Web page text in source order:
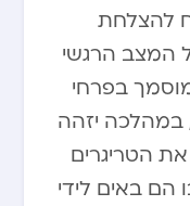
להצלחת
המצב הרגשי
בפרחי
במהלכה יזהה
הטריגרים
הם באים לידי